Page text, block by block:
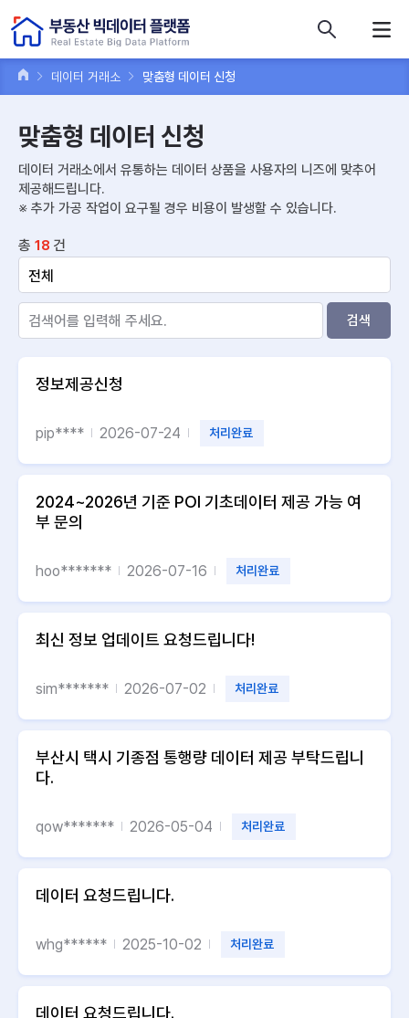
데이터 거래소 맞춤형 데이터 신청
맞춤형 데이터 신청
데이터 거래소에서 유통하는 데이터 상품을 사용자의 니즈에 맞추어
제공해드립니다.
※ 추가 가공 작업이 요구될 경우 비용이 발생할 수 있습니다.
총 18 건
검색
정보제공신청
pip**** 2026-07-24 처리완료
2024~2026년 기준 POI 기초데이터 제공 가능 여
부 문의
hoo******* 2026-07-16 처리완료
최신 정보 업데이트 요청드립니다!
sim******* 2026-07-02 처리완료
부산시 택시 기종점 통행량 데이터 제공 부탁드립니
다.
qow******* 2026-05-04 처리완료
데이터 요청드립니다.
whg****** 2025-10-02 처리완료
데이터 요청드립니다.